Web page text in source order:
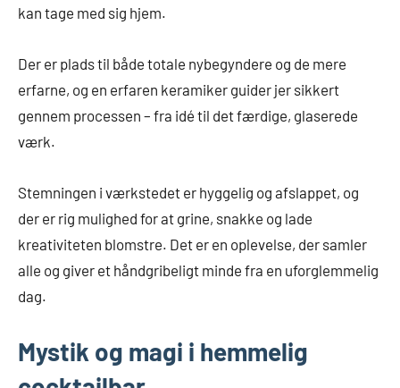
kan tage med sig hjem.
Der er plads til både totale nybegyndere og de mere
erfarne, og en erfaren keramiker guider jer sikkert
gennem processen – fra idé til det færdige, glaserede
værk.
Stemningen i værkstedet er hyggelig og afslappet, og
der er rig mulighed for at grine, snakke og lade
kreativiteten blomstre. Det er en oplevelse, der samler
alle og giver et håndgribeligt minde fra en uforglemmelig
dag.
Mystik og magi i hemmelig